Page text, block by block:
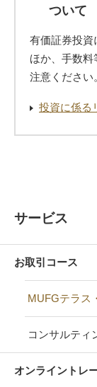
ついて
有価証券投資
ほか、手数料
注意ください
投資に係る
サービス
お取引コース
MUFGテラス
コンサルティ
オンライントレ